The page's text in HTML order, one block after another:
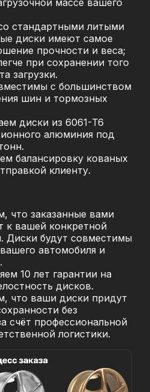
стандартными литыми
диски имеют самое
прочности и веса;
при сохранении того
загрузки.
с большинством
шин и тормозных
диски из 6061-T6
алюминия под
балансировку кованых
клиенту.
что заказанные вами
к вашей конкретной
Диски будут совместимы
автомобиля и
10 лет гарантии на
дисков.
что ваши диски придут
без
счёт профессиональной
логистики.